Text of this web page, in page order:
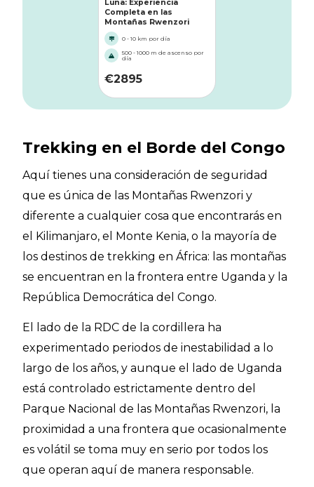
Luna: Experiencia
Completa en las
Montañas Rwenzori
0 - 10 km por día
500 - 1000 m de ascenso por
día
€2895
Trekking en el Borde del Congo
Aquí tienes una consideración de seguridad
que es única de las Montañas Rwenzori y
diferente a cualquier cosa que encontrarás en
el Kilimanjaro, el Monte Kenia, o la mayoría de
los destinos de trekking en África: las montañas
se encuentran en la frontera entre Uganda y la
República Democrática del Congo.
El lado de la RDC de la cordillera ha
experimentado periodos de inestabilidad a lo
largo de los años, y aunque el lado de Uganda
está controlado estrictamente dentro del
Parque Nacional de las Montañas Rwenzori, la
proximidad a una frontera que ocasionalmente
es volátil se toma muy en serio por todos los
que operan aquí de manera responsable.